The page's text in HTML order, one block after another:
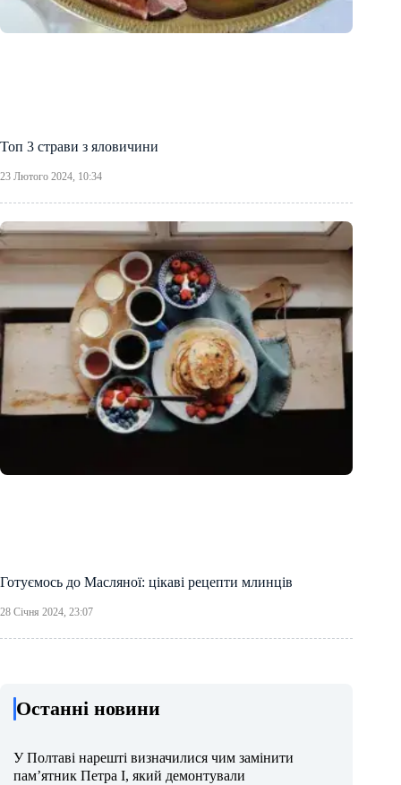
Топ 3 страви з яловичини
23 Лютого 2024, 10:34
Готуємось до Масляної: цікаві рецепти млинців
28 Січня 2024, 23:07
Останні новини
У Полтаві нарешті визначилися чим замінити
пам’ятник Петра І, який демонтували